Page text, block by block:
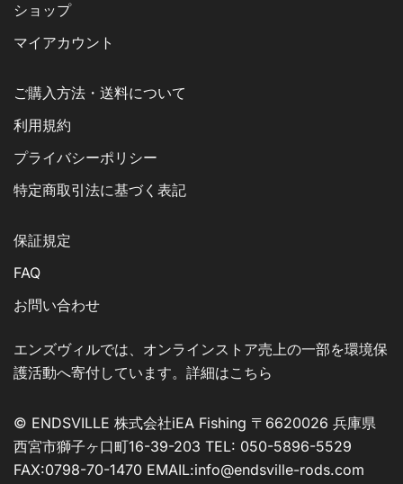
ショップ
マイアカウント
ご購入方法・送料について
利用規約
プライバシーポリシー
特定商取引法に基づく表記
保証規定
FAQ
お問い合わせ
エンズヴィルでは、オンラインストア売上の一部を環境保
護活動へ寄付しています。詳細はこちら
© ENDSVILLE 株式会社iEA Fishing 〒6620026 兵庫県
西宮市獅子ヶ口町16-39-203 TEL: 050-5896-5529
FAX:0798-70-1470 EMAIL:info@endsville-rods.com